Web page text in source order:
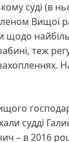
суді (в
Вищої
щодо
теж
судді
– в 2016